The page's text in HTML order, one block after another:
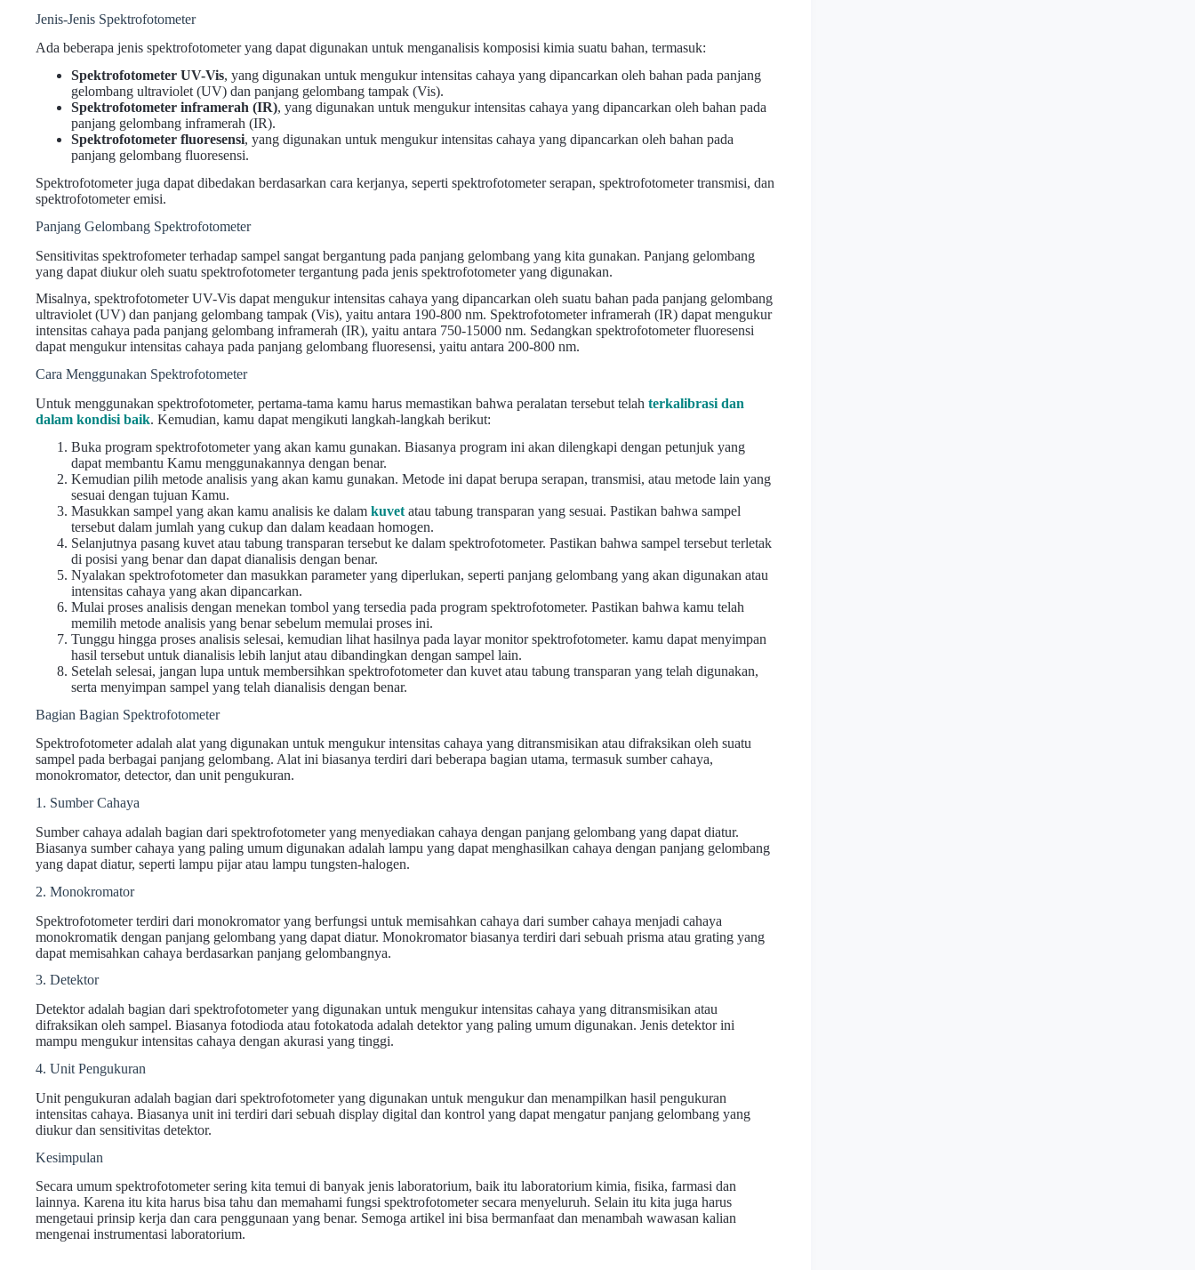
Jenis-Jenis Spektrofotometer
Ada beberapa jenis spektrofotometer yang dapat digunakan untuk menganalisis komposisi kimia suatu bahan, termasuk:
Spektrofotometer UV-Vis, yang digunakan untuk mengukur intensitas cahaya yang dipancarkan oleh bahan pada panjang
gelombang ultraviolet (UV) dan panjang gelombang tampak (Vis).
Spektrofotometer inframerah (IR), yang digunakan untuk mengukur intensitas cahaya yang dipancarkan oleh bahan pada
panjang gelombang inframerah (IR).
Spektrofotometer fluoresensi, yang digunakan untuk mengukur intensitas cahaya yang dipancarkan oleh bahan pada
panjang gelombang fluoresensi.
Spektrofotometer juga dapat dibedakan berdasarkan cara kerjanya, seperti spektrofotometer serapan, spektrofotometer transmisi, dan
spektrofotometer emisi.
Panjang Gelombang Spektrofotometer
Sensitivitas spektrofometer terhadap sampel sangat bergantung pada panjang gelombang yang kita gunakan. Panjang gelombang
yang dapat diukur oleh suatu spektrofotometer tergantung pada jenis spektrofotometer yang digunakan.
Misalnya, spektrofotometer UV-Vis dapat mengukur intensitas cahaya yang dipancarkan oleh suatu bahan pada panjang gelombang
ultraviolet (UV) dan panjang gelombang tampak (Vis), yaitu antara 190-800 nm. Spektrofotometer inframerah (IR) dapat mengukur
intensitas cahaya pada panjang gelombang inframerah (IR), yaitu antara 750-15000 nm. Sedangkan spektrofotometer fluoresensi
dapat mengukur intensitas cahaya pada panjang gelombang fluoresensi, yaitu antara 200-800 nm.
Cara Menggunakan Spektrofotometer
Untuk menggunakan spektrofotometer, pertama-tama kamu harus memastikan bahwa peralatan tersebut telah terkalibrasi dan
dalam kondisi baik. Kemudian, kamu dapat mengikuti langkah-langkah berikut:
Buka program spektrofotometer yang akan kamu gunakan. Biasanya program ini akan dilengkapi dengan petunjuk yang
dapat membantu Kamu menggunakannya dengan benar.
Kemudian pilih metode analisis yang akan kamu gunakan. Metode ini dapat berupa serapan, transmisi, atau metode lain yang
sesuai dengan tujuan Kamu.
Masukkan sampel yang akan kamu analisis ke dalam kuvet atau tabung transparan yang sesuai. Pastikan bahwa sampel
tersebut dalam jumlah yang cukup dan dalam keadaan homogen.
Selanjutnya pasang kuvet atau tabung transparan tersebut ke dalam spektrofotometer. Pastikan bahwa sampel tersebut terletak
di posisi yang benar dan dapat dianalisis dengan benar.
Nyalakan spektrofotometer dan masukkan parameter yang diperlukan, seperti panjang gelombang yang akan digunakan atau
intensitas cahaya yang akan dipancarkan.
Mulai proses analisis dengan menekan tombol yang tersedia pada program spektrofotometer. Pastikan bahwa kamu telah
memilih metode analisis yang benar sebelum memulai proses ini.
Tunggu hingga proses analisis selesai, kemudian lihat hasilnya pada layar monitor spektrofotometer. kamu dapat menyimpan
hasil tersebut untuk dianalisis lebih lanjut atau dibandingkan dengan sampel lain.
Setelah selesai, jangan lupa untuk membersihkan spektrofotometer dan kuvet atau tabung transparan yang telah digunakan,
serta menyimpan sampel yang telah dianalisis dengan benar.
Bagian Bagian Spektrofotometer
Spektrofotometer adalah alat yang digunakan untuk mengukur intensitas cahaya yang ditransmisikan atau difraksikan oleh suatu
sampel pada berbagai panjang gelombang. Alat ini biasanya terdiri dari beberapa bagian utama, termasuk sumber cahaya,
monokromator, detector, dan unit pengukuran.
1. Sumber Cahaya
Sumber cahaya adalah bagian dari spektrofotometer yang menyediakan cahaya dengan panjang gelombang yang dapat diatur.
Biasanya sumber cahaya yang paling umum digunakan adalah lampu yang dapat menghasilkan cahaya dengan panjang gelombang
yang dapat diatur, seperti lampu pijar atau lampu tungsten-halogen.
2. Monokromator
Spektrofotometer terdiri dari monokromator yang berfungsi untuk memisahkan cahaya dari sumber cahaya menjadi cahaya
monokromatik dengan panjang gelombang yang dapat diatur. Monokromator biasanya terdiri dari sebuah prisma atau grating yang
dapat memisahkan cahaya berdasarkan panjang gelombangnya.
3. Detektor
Detektor adalah bagian dari spektrofotometer yang digunakan untuk mengukur intensitas cahaya yang ditransmisikan atau
difraksikan oleh sampel. Biasanya fotodioda atau fotokatoda adalah detektor yang paling umum digunakan. Jenis detektor ini
mampu mengukur intensitas cahaya dengan akurasi yang tinggi.
4. Unit Pengukuran
Unit pengukuran adalah bagian dari spektrofotometer yang digunakan untuk mengukur dan menampilkan hasil pengukuran
intensitas cahaya. Biasanya unit ini terdiri dari sebuah display digital dan kontrol yang dapat mengatur panjang gelombang yang
diukur dan sensitivitas detektor.
Kesimpulan
Secara umum spektrofotometer sering kita temui di banyak jenis laboratorium, baik itu laboratorium kimia, fisika, farmasi dan
lainnya. Karena itu kita harus bisa tahu dan memahami fungsi spektrofotometer secara menyeluruh. Selain itu kita juga harus
mengetaui prinsip kerja dan cara penggunaan yang benar. Semoga artikel ini bisa bermanfaat dan menambah wawasan kalian
mengenai instrumentasi laboratorium.